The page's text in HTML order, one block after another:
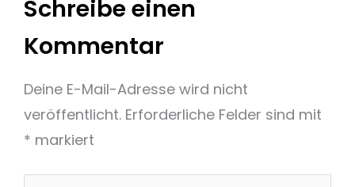
Schreibe einen
Kommentar
Deine E-Mail-Adresse wird nicht
veröffentlicht. Erforderliche Felder sind mit
* markiert